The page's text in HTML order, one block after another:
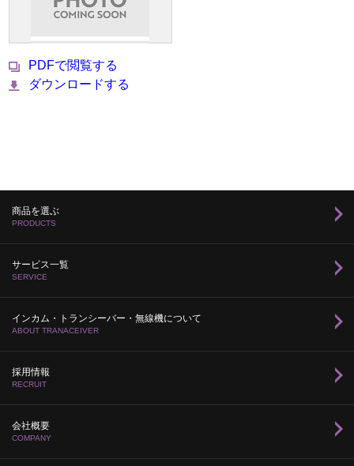
PDFで閲覧する
ダウンロードする
商品を選ぶ
PRODUCTS
サービス一覧
SERVICE
インカム・トランシーバー・無線機について
ABOUT TRANACEIVER
採用情報
RECRUIT
会社概要
COMPANY